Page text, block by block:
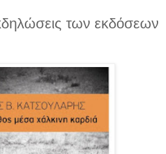
των εκδόσεων